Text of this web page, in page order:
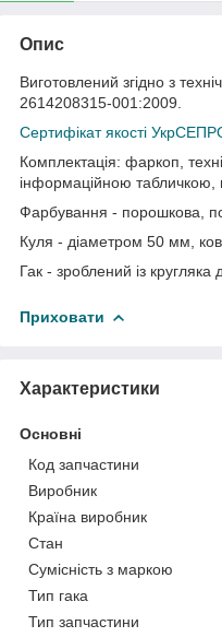
Опис
Виготовлений згідно з
2614208315-001:2009.
Сертифікат якості
Комплектація: фаркоп,
інформаційною табличкою,
Фарбування - порошкова,
Куля - діаметром 50 мм,
Гак - зроблений із
Приховати
Характеристики
Основні
Код запчастини
Виробник
Країна виробник
Стан
Сумісність з маркою
Тип гака
Тип запчастини